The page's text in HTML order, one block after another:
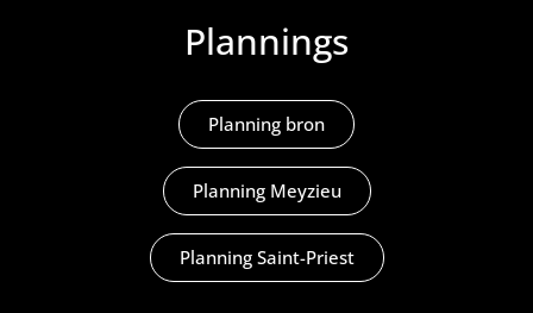
Plannings
Planning bron
Planning Meyzieu
Planning Saint-Priest